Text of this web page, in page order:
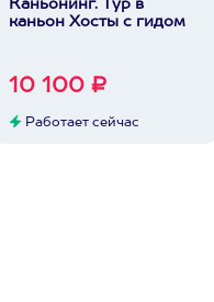
Каньонинг. Тур в
каньон Хосты с гидом
10 100 ₽
Работает сейчас